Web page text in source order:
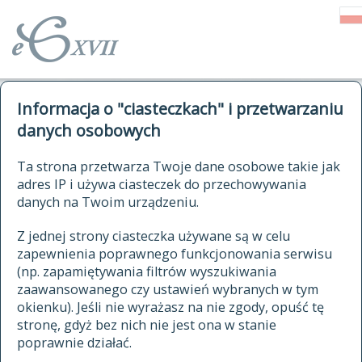
Informacja o "ciasteczkach" i przetwarzaniu
danych osobowych
Ta strona przetwarza Twoje dane osobowe takie jak
adres IP i używa ciasteczek do przechowywania
danych na Twoim urządzeniu.
Z jednej strony ciasteczka używane są w celu
zapewnienia poprawnego funkcjonowania serwisu
(np. zapamiętywania filtrów wyszukiwania
zaawansowanego czy ustawień wybranych w tym
okienku). Jeśli nie wyrażasz na nie zgody, opuść tę
stronę, gdyż bez nich nie jest ona w stanie
poprawnie działać.
autorzy Słownika
historia
publikacje
źródła
autorzy tekstów źródłowych
zasady opracowania
statystyki
najnowsze hasła
ostatnio zmodyfikowane hasła
kwerendy
jak cytować Słownik
ELEKTRONICZNY SŁOWNIK
JĘZYKA POLSKIEGO
XVII I XVIII WIEKU
znajdź hasła
zaczynające się od